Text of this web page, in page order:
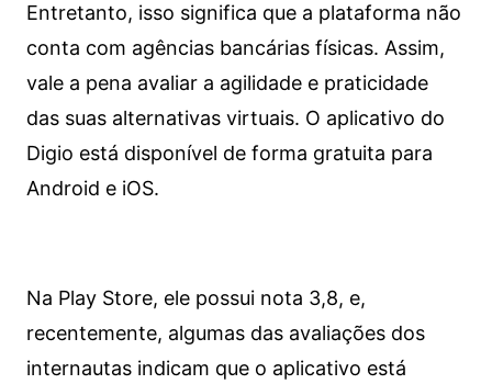
Entretanto, isso significa que a plataforma não
conta com agências bancárias físicas. Assim,
vale a pena avaliar a agilidade e praticidade
das suas alternativas virtuais. O aplicativo do
Digio está disponível de forma gratuita para
Android e iOS.
Na Play Store, ele possui nota 3,8, e,
recentemente, algumas das avaliações dos
internautas indicam que o aplicativo está